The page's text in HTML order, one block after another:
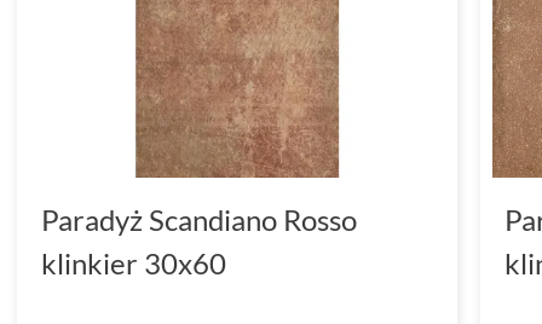
Paradyż Scandiano Rosso
klinkier 30x60